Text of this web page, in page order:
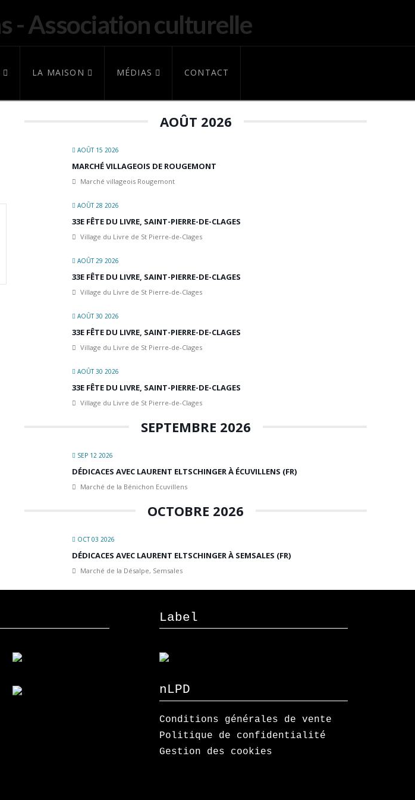
LA MAISON MÉDIAS CONTACT
AOÛT 2026
AOÛT 15 2026
MARCHÉ VILLAGEOIS DE ROUGEMONT
Marché villageois Rougemont
AOÛT 28 2026
33E FÊTE DU LIVRE, SAINT-PIERRE-DE-CLAGES
Village du Livre de St Pierre-de-Clages
AOÛT 29 2026
33E FÊTE DU LIVRE, SAINT-PIERRE-DE-CLAGES
Village du Livre de St Pierre-de-Clages
AOÛT 30 2026
33E FÊTE DU LIVRE, SAINT-PIERRE-DE-CLAGES
Village du Livre de St Pierre-de-Clages
AOÛT 30 2026
33E FÊTE DU LIVRE, SAINT-PIERRE-DE-CLAGES
Village du Livre de St Pierre-de-Clages
SEPTEMBRE 2026
SEP 12 2026
DÉDICACES AVEC LAURENT ELTSCHINGER À ÉCUVILLENS (FR)
Marché de la Bénichon Ecuvillens
OCTOBRE 2026
OCT 03 2026
DÉDICACES AVEC LAURENT ELTSCHINGER À SEMSALES (FR)
Marché de la Désalpe, Semsales
Label
nLPD
Conditions générales de vente
Politique de confidentialité
Gestion des cookies